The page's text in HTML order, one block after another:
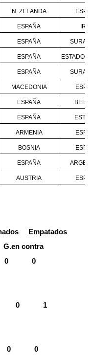
N. ZELANDA
ESPAÑA
ESPAÑA
ESPAÑA ESTADOS
ESPAÑA
MACEDONIA
ESPAÑA
ESPAÑA
ARMENIA
BOSNIA
ESPAÑA
AUSTRIA
Empatados
G.en contra
0
0
0
1
0
0